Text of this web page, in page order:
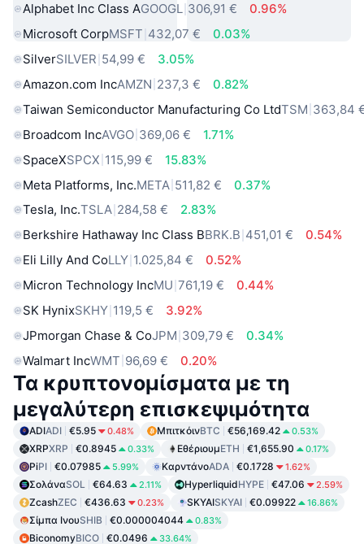
Alphabet Inc Class AGOOGL 306,91 €
0.96%
Microsoft CorpMSFT 432,07 €
0.03%
SilverSILVER 54,99 €
3.05%
Amazon.com IncAMZN 237,3 €
0.82%
Taiwan Semiconductor Manufacturing Co LtdTSM 363,84
Broadcom IncAVGO 369,06 €
1.71%
SpaceXSPCX 115,99 €
15.83%
Meta Platforms, Inc.META 511,82 €
0.37%
Tesla, Inc.TSLA 284,58 €
2.83%
Berkshire Hathaway Inc Class BBRK.B 451,01 €
0.54%
Eli Lilly And CoLLY 1.025,84 €
0.52%
Micron Technology IncMU 761,19 €
0.44%
SK HynixSKHY 119,5 €
3.92%
JPmorgan Chase & CoJPM 309,79 €
0.34%
Walmart IncWMT 96,69 € 0.20%
Τα κρυπτονομίσματα με τη
μεγαλύτερη επισκεψιμότητα
ADIADI €5.95 0.48% ΜπιτκόινBTC €56,169.42 0.53%
XRPXRP €0.8945 0.33% ΕθέριουμETH €1,655.90 0.17%
PiPI €0.07985 5.99% ΚαρντάνοADA €0.1728 1.62%
ΣολάναSOL €64.63 2.11% HyperliquidHYPE €47.06 2.59%
ZcashZEC €436.63 0.23% SKYAISKYAI €0.09922 16.86%
Σίμπα ΙνουSHIB €0.000004044 0.83%
BiconomyBICO €0.0496 33.64%